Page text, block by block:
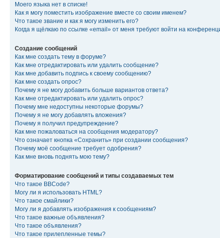
Моего языка нет в списке!
Как я могу поместить изображение вместе со своим именем?
Что такое звание и как я могу изменить его?
Когда я щёлкаю по ссылке «email» от меня требуют войти на
Создание сообщений
Как мне создать тему в форуме?
Как мне отредактировать или удалить сообщение?
Как мне добавить подпись к своему сообщению?
Как мне создать опрос?
Почему я не могу добавить больше вариантов ответа?
Как мне отредактировать или удалить опрос?
Почему мне недоступны некоторые форумы?
Почему я не могу добавлять вложения?
Почему я получил предупреждение?
Как мне пожаловаться на сообщения модератору?
Что означает кнопка «Сохранить» при создании сообщения?
Почему моё сообщение требует одобрения?
Как мне вновь поднять мою тему?
Форматирование сообщений и типы создаваемых тем
Что такое BBCode?
Могу ли я использовать HTML?
Что такое смайлики?
Могу ли я добавлять изображения к сообщениям?
Что такое важные объявления?
Что такое объявления?
Что такое прилепленные темы?